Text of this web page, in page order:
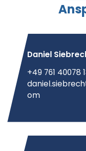
Daniel
+49 761 40078
om